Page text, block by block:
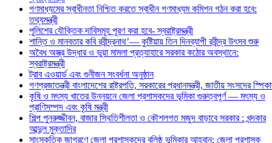
গণমাধ্যমের স্বাধীনতা নিশ্চিত করতে স্বাধীন গণমাধ্যম কমিশন গঠন করা হবে:
তথ্যমন্ত্রী
পুলিশের যৌক্তিক দাবিসমূহ পূরণ করা হবে- স্বরাষ্ট্রমন্ত্রী
শান্তি ও মানবতার কবি রবীন্দ্রনাথ’— কুষ্টিয়ায় তিন দিনব্যাপী রবীন্দ্র উৎসব শুরু
অবৈধ অস্ত্র উদ্ধার ও ভুয়া মামলা প্রত্যাহারে সরকার কঠোর অবস্থানে:
স্বরাষ্ট্রমন্ত্রী
ট্রাব এওয়ার্ড এবং গুনীজন সংবর্ধনা অনুষ্ঠান
গণপ্রজাতন্ত্রী বাংলাদেশের রাষ্ট্রপতি, সরকারের প্রধানমন্ত্রী, জাতীয় সংসদের
কৃষি ও মৎস্য খাতের উন্নয়নে জেলা প্রশাসকদের ভূমিকা গুরুত্বপূর্ণ — মৎস্য ও
প্রাণিসম্পদ এবং কৃষি মন্ত্রী
শিল্প পুনরুজ্জীবন, বাজার স্থিতিশীলতা ও কৌশলগত মজুদ বাড়াবে সরকার : খন্দকার
আব্দুল মুক্তাদির
সাংস্কৃতিক জাগরণে জেলা প্রশাসকদের বলিষ্ঠ ভূমিকার আহ্বান: জেলা প্রশাসক